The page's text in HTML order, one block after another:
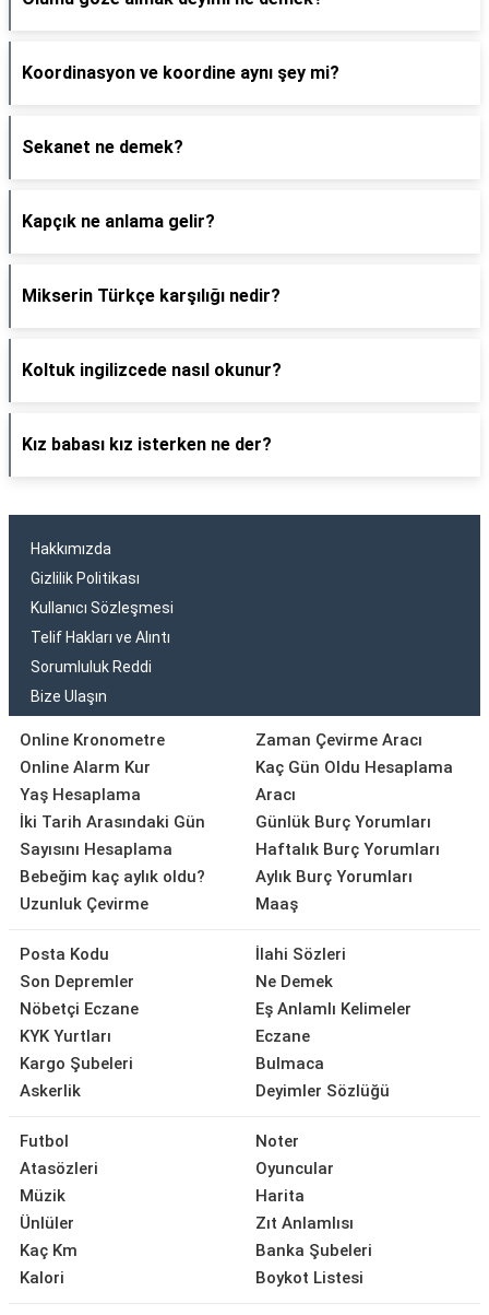
Koordinasyon ve koordine aynı şey mi?
Sekanet ne demek?
Kapçık ne anlama gelir?
Mikserin Türkçe karşılığı nedir?
Koltuk ingilizcede nasıl okunur?
Kız babası kız isterken ne der?
Hakkımızda
Gizlilik Politikası
Kullanıcı Sözleşmesi
Telif Hakları ve Alıntı
Sorumluluk Reddi
Bize Ulaşın
Online Kronometre
Online Alarm Kur
Yaş Hesaplama
İki Tarih Arasındaki Gün
Sayısını Hesaplama
Bebeğim kaç aylık oldu?
Uzunluk Çevirme
Zaman Çevirme Aracı
Kaç Gün Oldu Hesaplama
Aracı
Günlük Burç Yorumları
Haftalık Burç Yorumları
Aylık Burç Yorumları
Maaş
Posta Kodu
Son Depremler
Nöbetçi Eczane
KYK Yurtları
Kargo Şubeleri
Askerlik
İlahi Sözleri
Ne Demek
Eş Anlamlı Kelimeler
Eczane
Bulmaca
Deyimler Sözlüğü
Futbol
Atasözleri
Müzik
Ünlüler
Kaç Km
Kalori
Noter
Oyuncular
Harita
Zıt Anlamlısı
Banka Şubeleri
Boykot Listesi